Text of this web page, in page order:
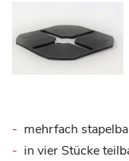
mehrfach
in vier Stücke